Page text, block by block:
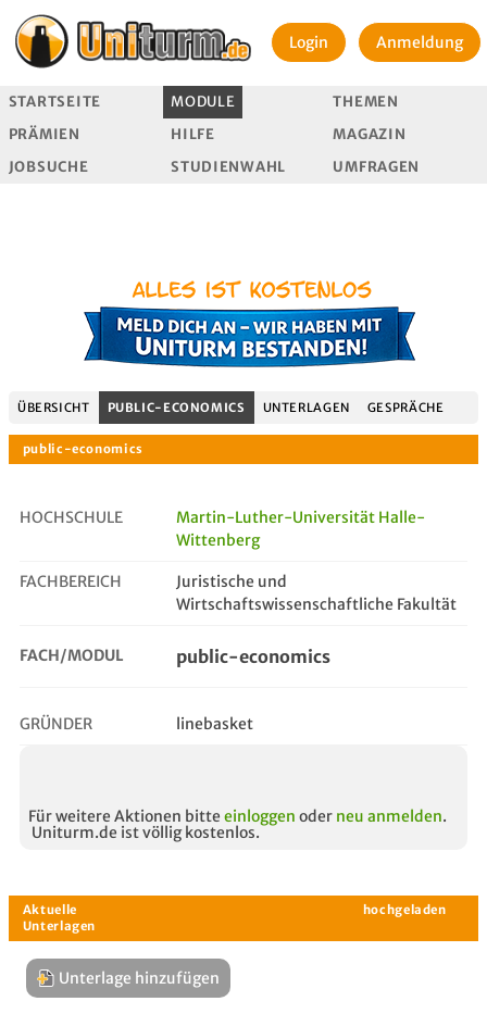
Login Anmeldung
STARTSEITE MODULE
THEMEN
PRÄMIEN
HILFE
MAGAZIN
JOBSUCHE
STUDIENWAHL UMFRAGEN
ÜBERSICHT PUBLIC-ECONOMICS UNTERLAGEN GESPRÄCHE
HOCHSCHULE
Martin-Luther-Universität Halle-
Wittenberg
FACHBEREICH
Juristische und
Wirtschaftswissenschaftliche Fakultät
FACH/MODUL public-economics
GRÜNDER linebasket
Für weitere Aktionen bitte einloggen oder neu anmelden.
Uniturm.de ist völlig kostenlos.
Unterlage hinzufügen